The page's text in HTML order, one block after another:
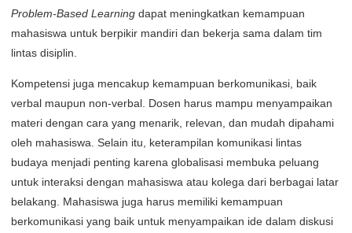
Problem-Based Learning dapat meningkatkan kemampuan
mahasiswa untuk berpikir mandiri dan bekerja sama dalam tim
lintas disiplin.
Kompetensi juga mencakup kemampuan berkomunikasi, baik
verbal maupun non-verbal. Dosen harus mampu menyampaikan
materi dengan cara yang menarik, relevan, dan mudah dipahami
oleh mahasiswa. Selain itu, keterampilan komunikasi lintas
budaya menjadi penting karena globalisasi membuka peluang
untuk interaksi dengan mahasiswa atau kolega dari berbagai latar
belakang. Mahasiswa juga harus memiliki kemampuan
berkomunikasi yang baik untuk menyampaikan ide dalam diskusi